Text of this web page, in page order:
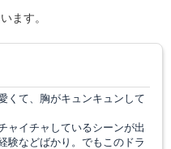
ます。
くて、胸がキュンキュンして
ャイチャしているシーンが出
験などばかり。でもこのドラ